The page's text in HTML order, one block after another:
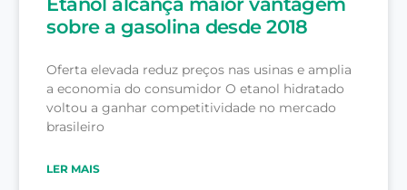
sobre a gasolina desde 2018
Oferta elevada reduz preços nas usinas e amplia
a economia do consumidor O etanol hidratado
voltou a ganhar competitividade no mercado
brasileiro
LER MAIS